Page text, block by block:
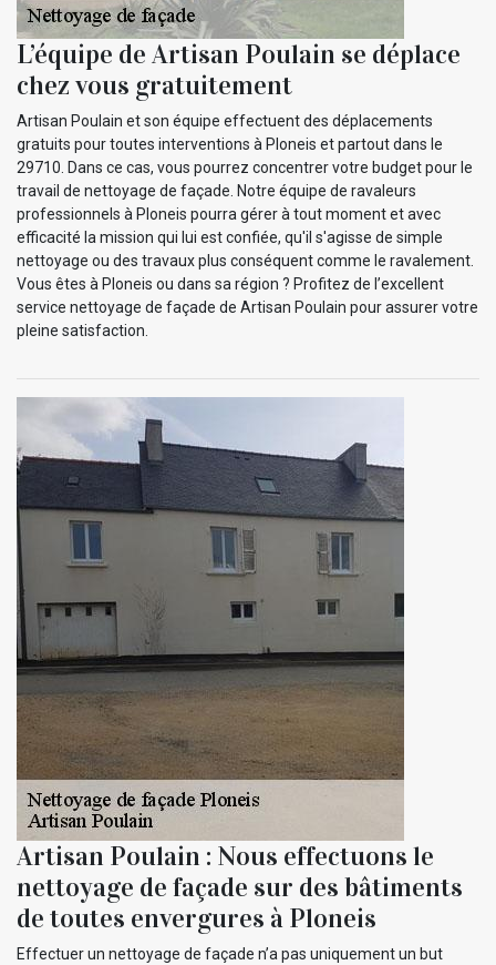
L’équipe de Artisan Poulain se déplace
chez vous gratuitement
Artisan Poulain et son équipe effectuent des déplacements
gratuits pour toutes interventions à Ploneis et partout dans le
29710. Dans ce cas, vous pourrez concentrer votre budget pour le
travail de nettoyage de façade. Notre équipe de ravaleurs
professionnels à Ploneis pourra gérer à tout moment et avec
efficacité la mission qui lui est confiée, qu'il s'agisse de simple
nettoyage ou des travaux plus conséquent comme le ravalement.
Vous êtes à Ploneis ou dans sa région ? Profitez de l’excellent
service nettoyage de façade de Artisan Poulain pour assurer votre
pleine satisfaction.
Artisan Poulain : Nous effectuons le
nettoyage de façade sur des bâtiments
de toutes envergures à Ploneis
Effectuer un nettoyage de façade n’a pas uniquement un but